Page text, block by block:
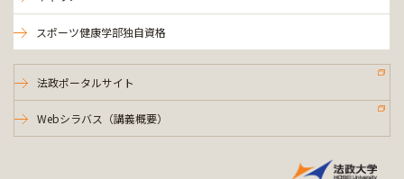
スポーツ健康学部独自資格
法政ポータルサイト
Webシラバス（講義概要）